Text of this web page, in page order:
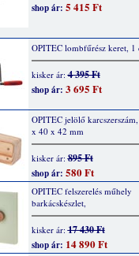
shop ár: 5 415 Ft
OPITEC lombfűrész keret, 1
kisker ár:4 395 Ft
shop ár: 3 695 Ft
OPITEC jelölő
x 40 x 42 mm
kisker ár:895 Ft
shop ár: 580 Ft
OPITEC felszerelés műhely
barkácskészlet,
kisker ár:17 430 Ft
shop ár: 14 890 Ft